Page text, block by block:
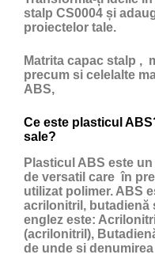
stalp CS0004 și
proiectelor tale.
Matrita capac stalp ,
precum si celelalte
ABS,
Ce este plasticul
sale?
Plasticul ABS este un
de versatil care în
utilizat polimer. ABS
acrilonitril, butadienă
englez este:
(acrilonitril),
de unde si